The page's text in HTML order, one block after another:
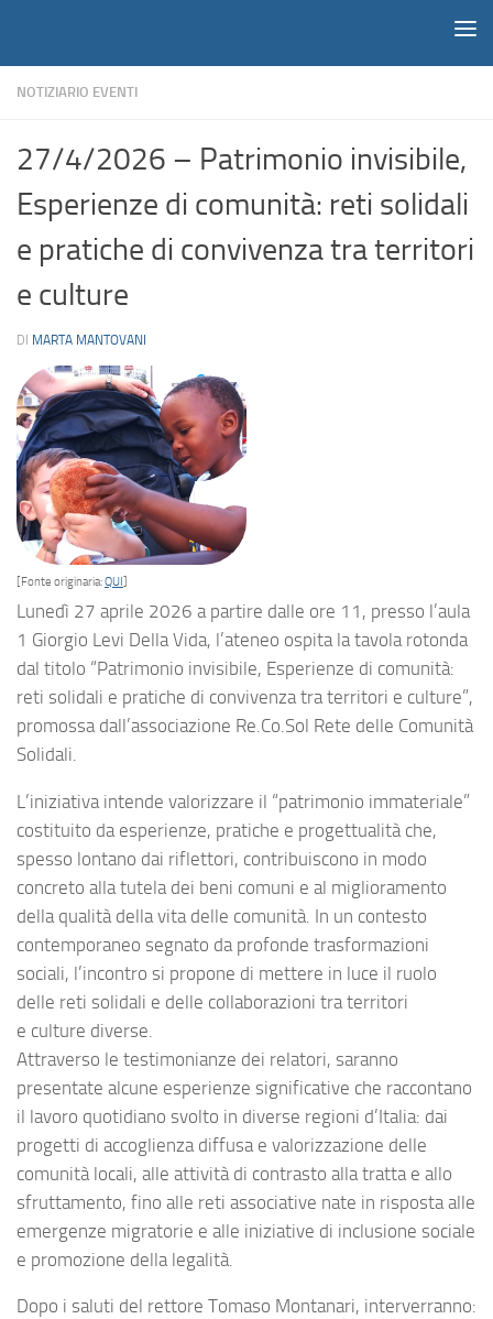
NOTIZIARIO EVENTI
27/4/2026 – Patrimonio invisibile,
Esperienze di comunità: reti solidali
e pratiche di convivenza tra territori
e culture
DI MARTA MANTOVANI
[Fonte originaria:QUI]
Lunedì 27 aprile 2026 a partire dalle ore 11, presso l’aula
1 Giorgio Levi Della Vida, l’ateneo ospita la tavola rotonda
dal titolo “Patrimonio invisibile, Esperienze di comunità:
reti solidali e pratiche di convivenza tra territori e culture”,
promossa dall’associazione Re.Co.Sol Rete delle Comunità
Solidali.
L’iniziativa intende valorizzare il “patrimonio immateriale”
costituito da esperienze, pratiche e progettualità che,
spesso lontano dai riflettori, contribuiscono in modo
concreto alla tutela dei beni comuni e al miglioramento
della qualità della vita delle comunità. In un contesto
contemporaneo segnato da profonde trasformazioni
sociali, l’incontro si propone di mettere in luce il ruolo
delle reti solidali e delle collaborazioni tra territori
e culture diverse.
Attraverso le testimonianze dei relatori, saranno
presentate alcune esperienze significative che raccontano
il lavoro quotidiano svolto in diverse regioni d’Italia: dai
progetti di accoglienza diffusa e valorizzazione delle
comunità locali, alle attività di contrasto alla tratta e allo
sfruttamento, fino alle reti associative nate in risposta alle
emergenze migratorie e alle iniziative di inclusione sociale
e promozione della legalità.
Dopo i saluti del rettore Tomaso Montanari, interverranno: